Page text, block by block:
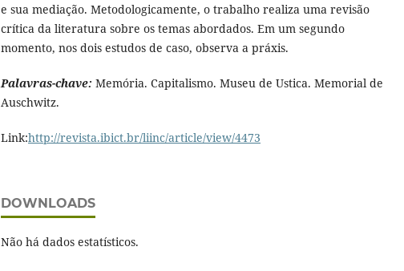
e sua mediação. Metodologicamente, o trabalho realiza uma revisão
crítica da literatura sobre os temas abordados. Em um segundo
momento, nos dois estudos de caso, observa a práxis.
Palavras-chave: Memória. Capitalismo. Museu de Ustica. Memorial de
Auschwitz.
Link:http://revista.ibict.br/liinc/article/view/4473
DOWNLOADS
Não há dados estatísticos.